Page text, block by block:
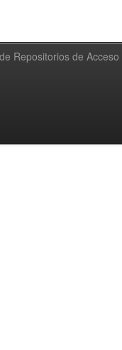
Repositorios de